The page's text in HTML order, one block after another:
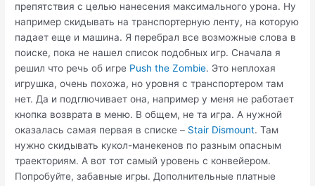
препятствия с целью нанесения максимального урона. Ну
например скидывать на транспортерную ленту, на которую
падает еще и машина. Я перебрал все возможные слова в
поиске, пока не нашел список подобных игр. Сначала я
решил что речь об игре Push the Zombie. Это неплохая
игрушка, очень похожа, но уровня с транспортером там
нет. Да и подглючивает она, например у меня не работает
кнопка возврата в меню. В общем, не та игра. А нужной
оказалась самая первая в списке – Stair Dismount. Там
нужно скидывать кукол-манекенов по разным опасным
траекториям. А вот тот самый уровень с конвейером.
Попробуйте, забавные игры. Дополнительные платные